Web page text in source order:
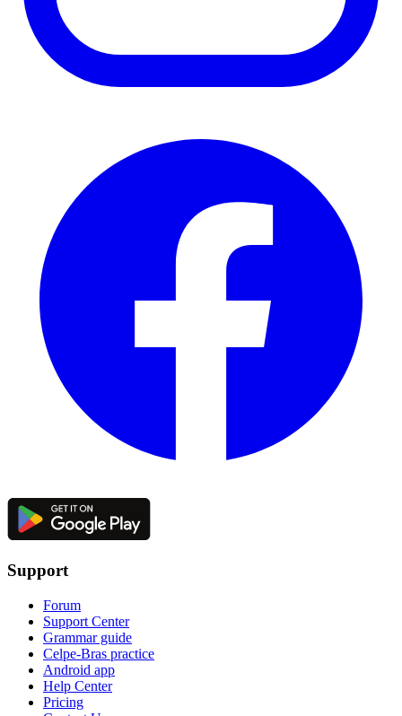
Support
Forum
Support Center
Grammar guide
Celpe-Bras practice
Android app
Help Center
Pricing